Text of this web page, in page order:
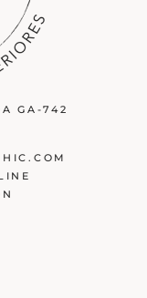
GA-742